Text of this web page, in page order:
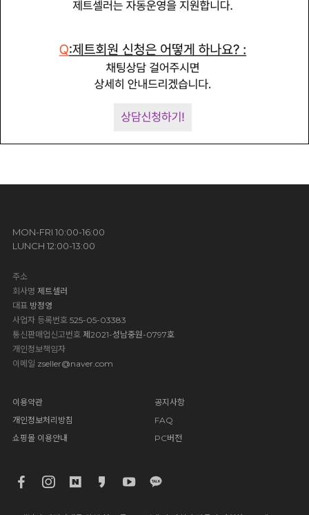
MON-FRI 10:00-16:00
LUNCH 12:00-13:00
주소
회사명 제트셀러
대표방정영
사업자 등록번호 525-05-03383
통신판매업신고번호 제2021-성남중원-0797호
개인정보책임자
이메일 zseller@naver.com
이용약관
개인정보처리방침
쇼핑몰 이용안내
공지사항
FAQ
PC버전